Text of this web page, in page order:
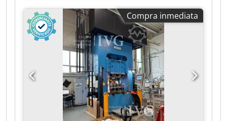
pistón: 300 mm Altura de instalación: 400 mm
Altura de la mesa sobre el suelo: 950 mm
Dimensiones de la mesa (ancho x profundidad):
830 x 630 mm Dimensiones del pistón (ancho x
profundidad): 830 x 630 mm Diámetro del
agujero/diámetro del vástago del pistón: 50 mm
Dimensiones de la máquina (ancho x
profundidad x altura): 2120 x 1565 x 4000 mm
Capacidad de aceite: 650 litros Cedpfxjzi D R Aj
Ahaeha Velocidad de avance rápido o velocidad
de aproximación: 400 mm/s Control mediante
Compra inmediata